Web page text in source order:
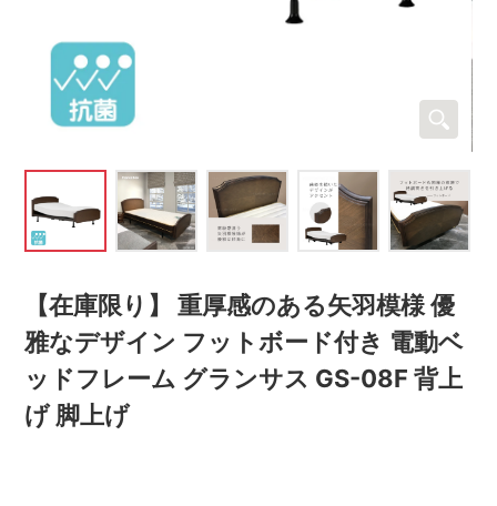
【在庫限り】 重厚感のある矢羽模様 優
雅なデザイン フットボード付き 電動ベ
ッドフレーム グランサス GS-08F 背上
げ 脚上げ